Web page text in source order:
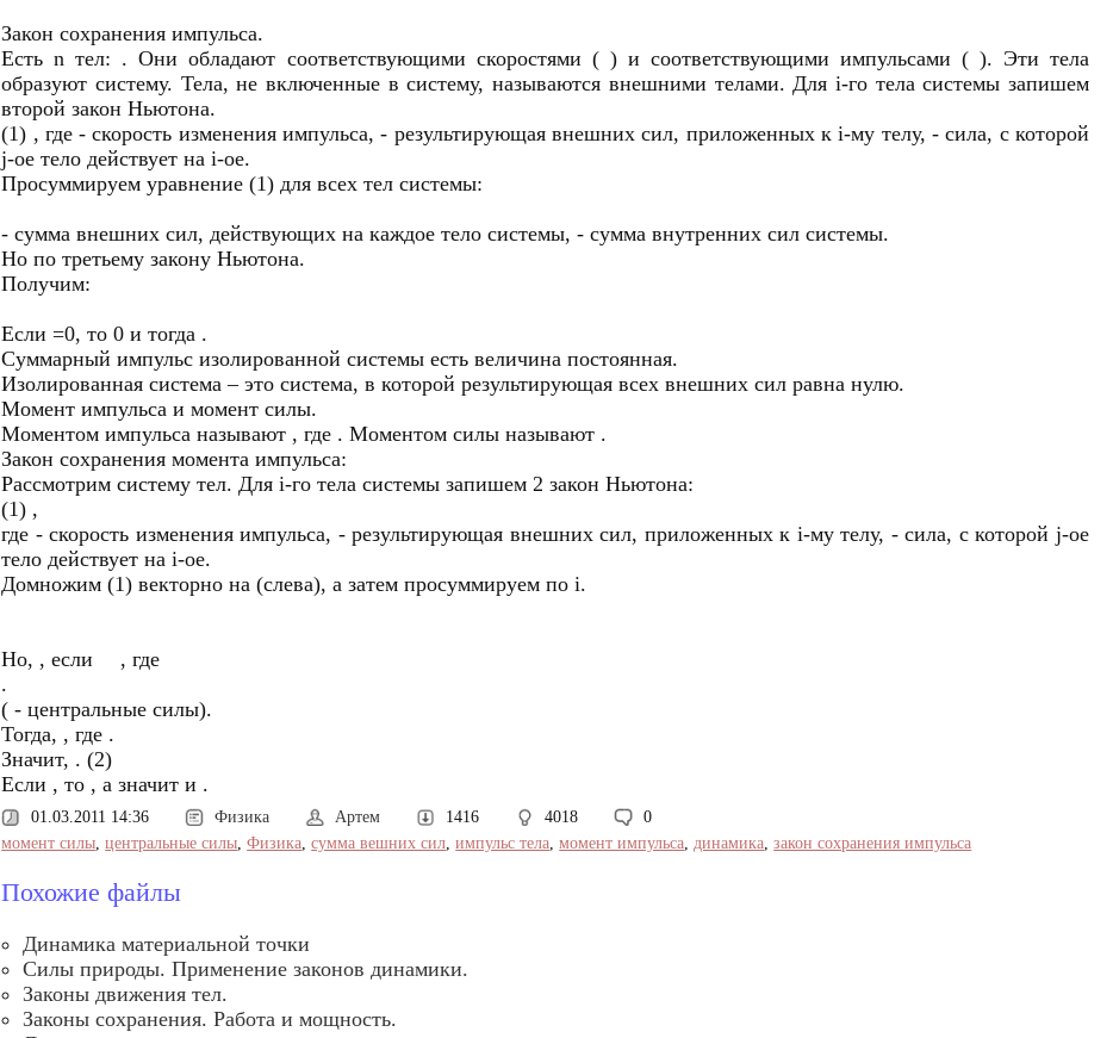
Закон сохранения импульса.
Есть n тел: . Они обладают соответствующими скоростями ( ) и соответствующими импульсами ( ). Эти тела
образуют систему. Тела, не включенные в систему, называются внешними телами. Для i-го тела системы запишем
второй закон Ньютона.
(1) , где - скорость изменения импульса, - результирующая внешних сил, приложенных к i-му телу, - сила, с которой
j-ое тело действует на i-ое.
Просуммируем уравнение (1) для всех тел системы:
- сумма внешних сил, действующих на каждое тело системы, - сумма внутренних сил системы.
Но по третьему закону Ньютона.
Получим:
Если =0, то 0 и тогда .
Суммарный импульс изолированной системы есть величина постоянная.
Изолированная система – это система, в которой результирующая всех внешних сил равна нулю.
Момент импульса и момент силы.
Моментом импульса называют , где . Моментом силы называют .
Закон сохранения момента импульса:
Рассмотрим систему тел. Для i-го тела системы запишем 2 закон Ньютона:
(1) ,
где - скорость изменения импульса, - результирующая внешних сил, приложенных к i-му телу, - сила, с которой j-ое
тело действует на i-ое.
Домножим (1) векторно на (слева), а затем просуммируем по i.
Но, , если , где
.
( - центральные силы).
Тогда, , где .
Значит, . (2)
Если , то , а значит и .
01.03.2011 14:36 Физика Артем 1416 4018
0
момент силы,центральные силы,Физика,сумма вешних сил,импульс тела,момент импульса,динамика,закон сохранения импульса
Похожие файлы
Динамика материальной точки
Силы природы. Применение законов динамики.
Законы движения тел.
Законы сохранения. Работа и мощность.